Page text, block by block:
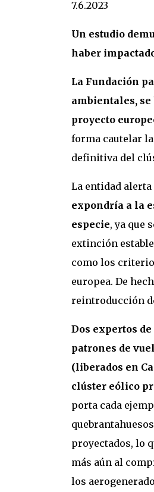
7.6.2023
Un estudio
haber
La Fundación
ambientales,
proyecto
forma cautelar
definitiva del
La entidad alerta
expondría a la
especie, ya que
extinción
como los
europea. De
reintroducción
Dos expertos
patrones de
(liberados en
clúster eólico
porta cada
proyectados, lo
más aún al
los